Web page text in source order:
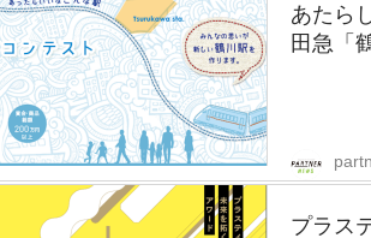
あたら
田急「
プラス